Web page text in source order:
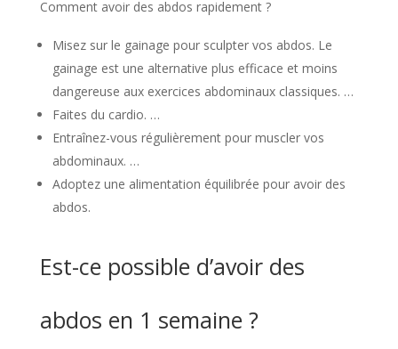
Comment avoir des abdos rapidement ?
Misez sur le gainage pour sculpter vos abdos. Le
gainage est une alternative plus efficace et moins
dangereuse aux exercices abdominaux classiques. …
Faites du cardio. …
Entraînez-vous régulièrement pour muscler vos
abdominaux. …
Adoptez une alimentation équilibrée pour avoir des
abdos.
Est-ce possible d’avoir des
abdos en 1 semaine ?